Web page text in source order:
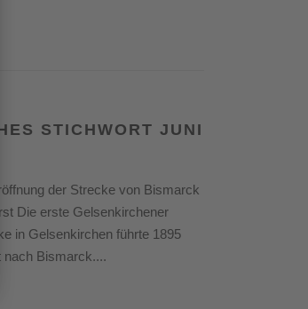
STICHWORT JUNI
der Strecke von Bismarck
Die erste Gelsenkirchener
in Gelsenkirchen führte 1895
nach Bismarck....